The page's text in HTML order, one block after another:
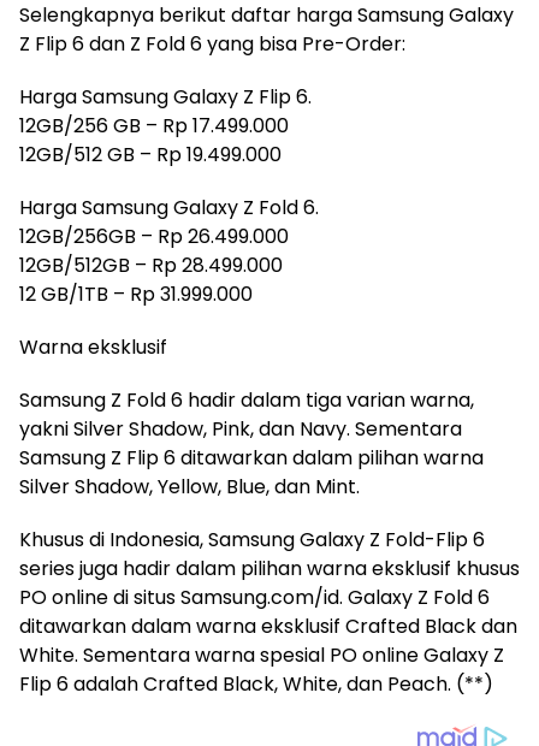
Selengkapnya berikut daftar harga Samsung Galaxy
Z Flip 6 dan Z Fold 6 yang bisa Pre-Order:
Harga Samsung Galaxy Z Flip 6.
12GB/256 GB – Rp 17.499.000
12GB/512 GB – Rp 19.499.000
Harga Samsung Galaxy Z Fold 6.
12GB/256GB – Rp 26.499.000
12GB/512GB – Rp 28.499.000
12 GB/1TB – Rp 31.999.000
Warna eksklusif
Samsung Z Fold 6 hadir dalam tiga varian warna,
yakni Silver Shadow, Pink, dan Navy. Sementara
Samsung Z Flip 6 ditawarkan dalam pilihan warna
Silver Shadow, Yellow, Blue, dan Mint.
Khusus di Indonesia, Samsung Galaxy Z Fold-Flip 6
series juga hadir dalam pilihan warna eksklusif khusus
PO online di situs Samsung.com/id. Galaxy Z Fold 6
ditawarkan dalam warna eksklusif Crafted Black dan
White. Sementara warna spesial PO online Galaxy Z
Flip 6 adalah Crafted Black, White, dan Peach. (**)